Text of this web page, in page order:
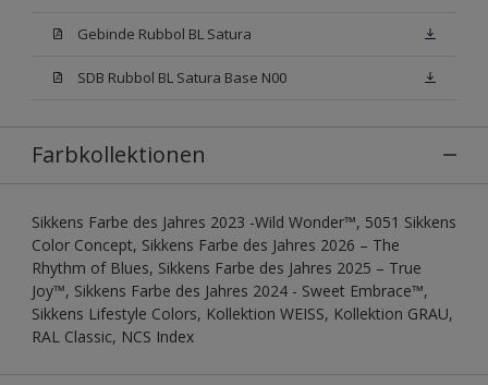
Gebinde Rubbol BL Satura
SDB Rubbol BL Satura Base N00
Farbkollektionen
Sikkens Farbe des Jahres 2023 -Wild Wonder™, 5051 Sikkens
Color Concept, Sikkens Farbe des Jahres 2026 – The
Rhythm of Blues, Sikkens Farbe des Jahres 2025 – True
Joy™, Sikkens Farbe des Jahres 2024 - Sweet Embrace™,
Sikkens Lifestyle Colors, Kollektion WEISS, Kollektion GRAU,
RAL Classic, NCS Index